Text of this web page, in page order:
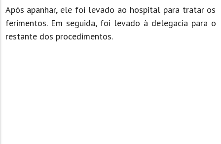
Após apanhar, ele foi levado ao hospital para tratar os
ferimentos. Em seguida, foi levado à delegacia para o
restante dos procedimentos.